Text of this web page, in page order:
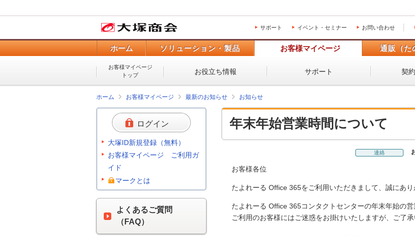
サポート イベント・セミナー お問い合わせ
ホーム ソリューション・製品 お客様マイページ 通販（た
お客様マイページ
トップ
お役立ち情報 サポート 契
ホーム お客様マイページ 最新のお知らせ お知らせ
年末年始営業時間について
連絡
お客様各位
たよれーる Office 365をご利用いただきまして、誠にあり
たよれーる Office 365コンタクトセンターの年末年始の
ご利用のお客様にはご迷惑をお掛けいたしますが、ご了
ログイン
大塚ID新規登録（無料）
お客様マイページ ご利用ガ
イド
マークとは
よくあるご質問
（FAQ）